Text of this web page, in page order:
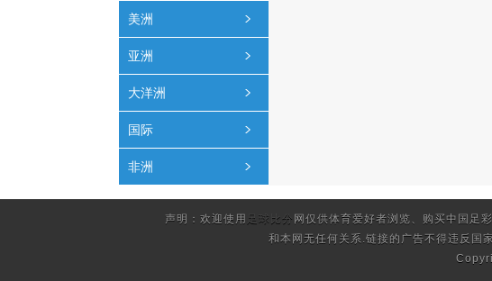
美洲
亚洲
大洋洲
国际
非洲
声明：欢迎使用 足球比分 网仅供体育爱好者浏览、购买中国足
和本网无任何关系.链接的广告不得违反国